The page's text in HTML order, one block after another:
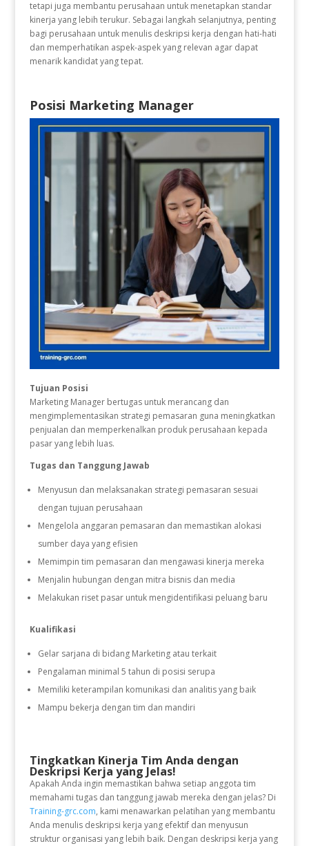
tetapi juga membantu perusahaan untuk menetapkan standar
kinerja yang lebih terukur. Sebagai langkah selanjutnya, penting
bagi perusahaan untuk menulis deskripsi kerja dengan hati-hati
dan memperhatikan aspek-aspek yang relevan agar dapat
menarik kandidat yang tepat.
Posisi Marketing Manager
Tujuan Posisi
Marketing Manager bertugas untuk merancang dan
mengimplementasikan strategi pemasaran guna meningkatkan
penjualan dan memperkenalkan produk perusahaan kepada
pasar yang lebih luas.
Tugas dan Tanggung Jawab
Menyusun dan melaksanakan strategi pemasaran sesuai
dengan tujuan perusahaan
Mengelola anggaran pemasaran dan memastikan alokasi
sumber daya yang efisien
Memimpin tim pemasaran dan mengawasi kinerja mereka
Menjalin hubungan dengan mitra bisnis dan media
Melakukan riset pasar untuk mengidentifikasi peluang baru
Kualifikasi
Gelar sarjana di bidang Marketing atau terkait
Pengalaman minimal 5 tahun di posisi serupa
Memiliki keterampilan komunikasi dan analitis yang baik
Mampu bekerja dengan tim dan mandiri
Tingkatkan Kinerja Tim Anda dengan
Deskripsi Kerja yang Jelas!
Apakah Anda ingin memastikan bahwa setiap anggota tim
memahami tugas dan tanggung jawab mereka dengan jelas? Di
Training-grc.com, kami menawarkan pelatihan yang membantu
Anda menulis deskripsi kerja yang efektif dan menyusun
struktur organisasi yang lebih baik. Dengan deskripsi kerja yang